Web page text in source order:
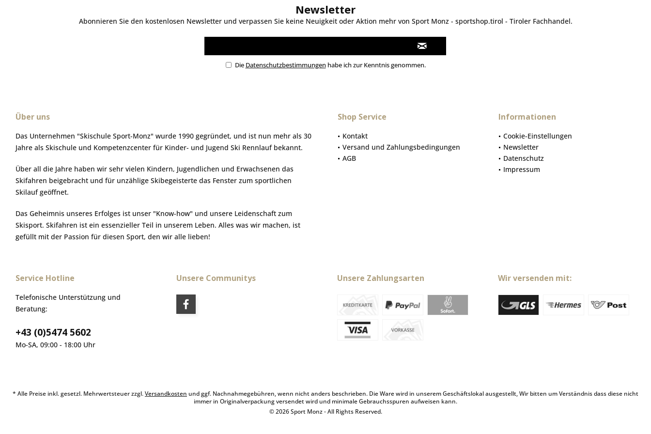
Newsletter
Abonnieren Sie den kostenlosen Newsletter und verpassen Sie keine Neuigkeit oder Aktion mehr von Sport Monz - sportshop.tirol - Tiroler Fachhandel.
Die Datenschutzbestimmungen habe ich zur Kenntnis genommen.
Über uns
Das Unternehmen "Skischule Sport-Monz" wurde 1990 gegründet, und ist nun mehr als 30
Jahre als Skischule und Kompetenzcenter für Kinder- und Jugend Ski Rennlauf bekannt.
Über all die Jahre haben wir sehr vielen Kindern, Jugendlichen und Erwachsenen das
Skifahren beigebracht und für unzählige Skibegeisterte das Fenster zum sportlichen
Skilauf geöffnet.
Das Geheimnis unseres Erfolges ist unser "Know-how" und unsere Leidenschaft zum
Skisport. Skifahren ist ein essenzieller Teil in unserem Leben. Alles was wir machen, ist
gefüllt mit der Passion für diesen Sport, den wir alle lieben!
Shop Service
Kontakt
Versand und Zahlungsbedingungen
AGB
Informationen
Cookie-Einstellungen
Newsletter
Datenschutz
Impressum
Service Hotline
Telefonische Unterstützung und
Beratung:
+43 (0)5474 5602
Mo-SA, 09:00 - 18:00 Uhr
Unsere Communitys Unsere Zahlungsarten Wir versenden mit:
* Alle Preise inkl. gesetzl. Mehrwertsteuer zzgl.Versandkosten und ggf. Nachnahmegebühren, wenn nicht anders beschrieben. Die Ware wird in unserem Geschäftslokal ausgestellt, Wir bitten um Verständnis dass diese nicht
immer in Originalverpackung versendet wird und minimale Gebrauchsspuren aufweisen kann.
© 2026 Sport Monz - All Rights Reserved.